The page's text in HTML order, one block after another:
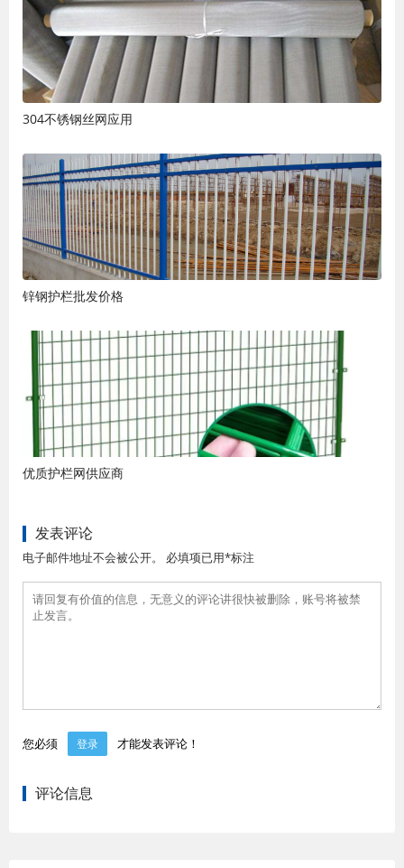
304不锈钢丝网应用
锌钢护栏批发价格
优质护栏网供应商
发表评论
电子邮件地址不会被公开。 必填项已用*标注
您必须 登录 才能发表评论！
评论信息